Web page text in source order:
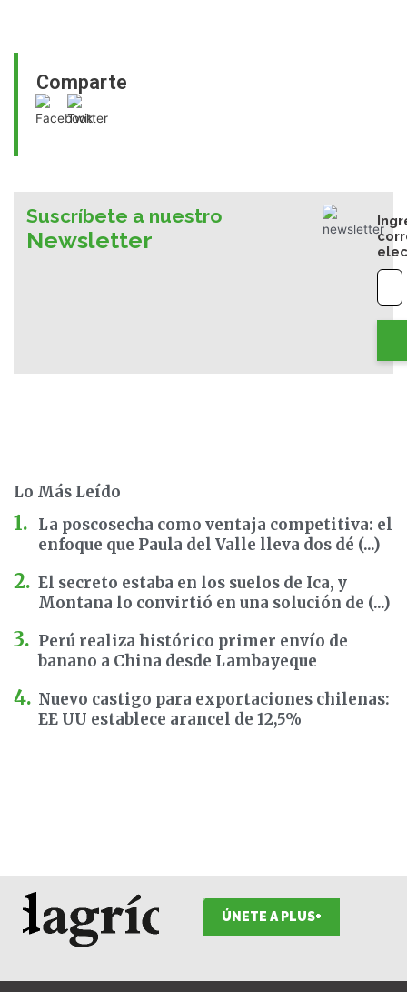
Comparte
Suscríbete a nuestro
Newsletter
Lo Más Leído
La poscosecha como ventaja competitiva: el
enfoque que Paula del Valle lleva dos dé (...)
El secreto estaba en los suelos de Ica, y
Montana lo convirtió en una solución de (...)
Perú realiza histórico primer envío de
banano a China desde Lambayeque
Nuevo castigo para exportaciones chilenas:
EE UU establece arancel de 12,5%
ÚNETE A PLUS+